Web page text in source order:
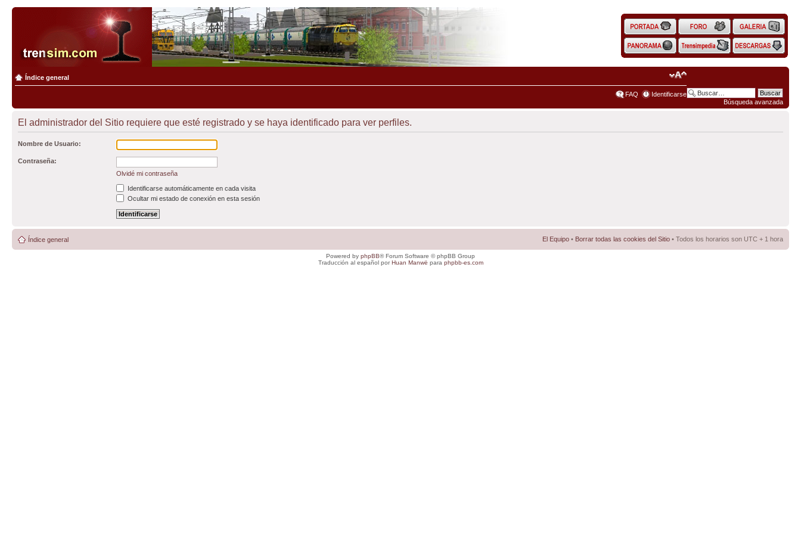
Búsqueda avanzada
Índice general
FAQ Identificarse
El administrador del Sitio requiere que esté registrado y se haya identificado para ver perfiles.
Nombre de Usuario:
Contraseña:
Olvidé mi contraseña
Identificarse automáticamente en cada visita
Ocultar mi estado de conexión en esta sesión
Índice general El Equipo • Borrar todas las cookies del Sitio • Todos los horarios son UTC + 1 hora
Powered by phpBB® Forum Software © phpBB Group
Traducción al español porHuan Manwë para phpbb-es.com